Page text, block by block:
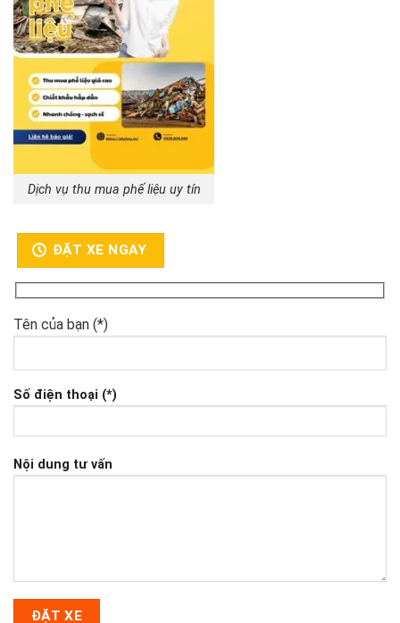
Dịch vụ thu mua phế liệu uy tín
ĐẶT XE NGAY
Tên của bạn (*)
Số điện thoại (*)
Nội dung tư vấn